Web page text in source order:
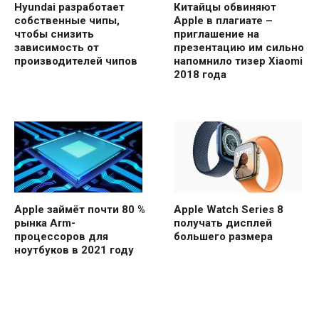
Hyundai разработает
собственные чипы,
чтобы снизить
зависимость от
производителей чипов
Китайцы обвиняют
Apple в плагиате –
приглашение на
презентацию им сильно
напомнило тизер Xiaomi
2018 года
Apple займёт почти 80 %
рынка Arm-
процессоров для
ноутбуков в 2021 году
Apple Watch Series 8
получать дисплей
большего размера